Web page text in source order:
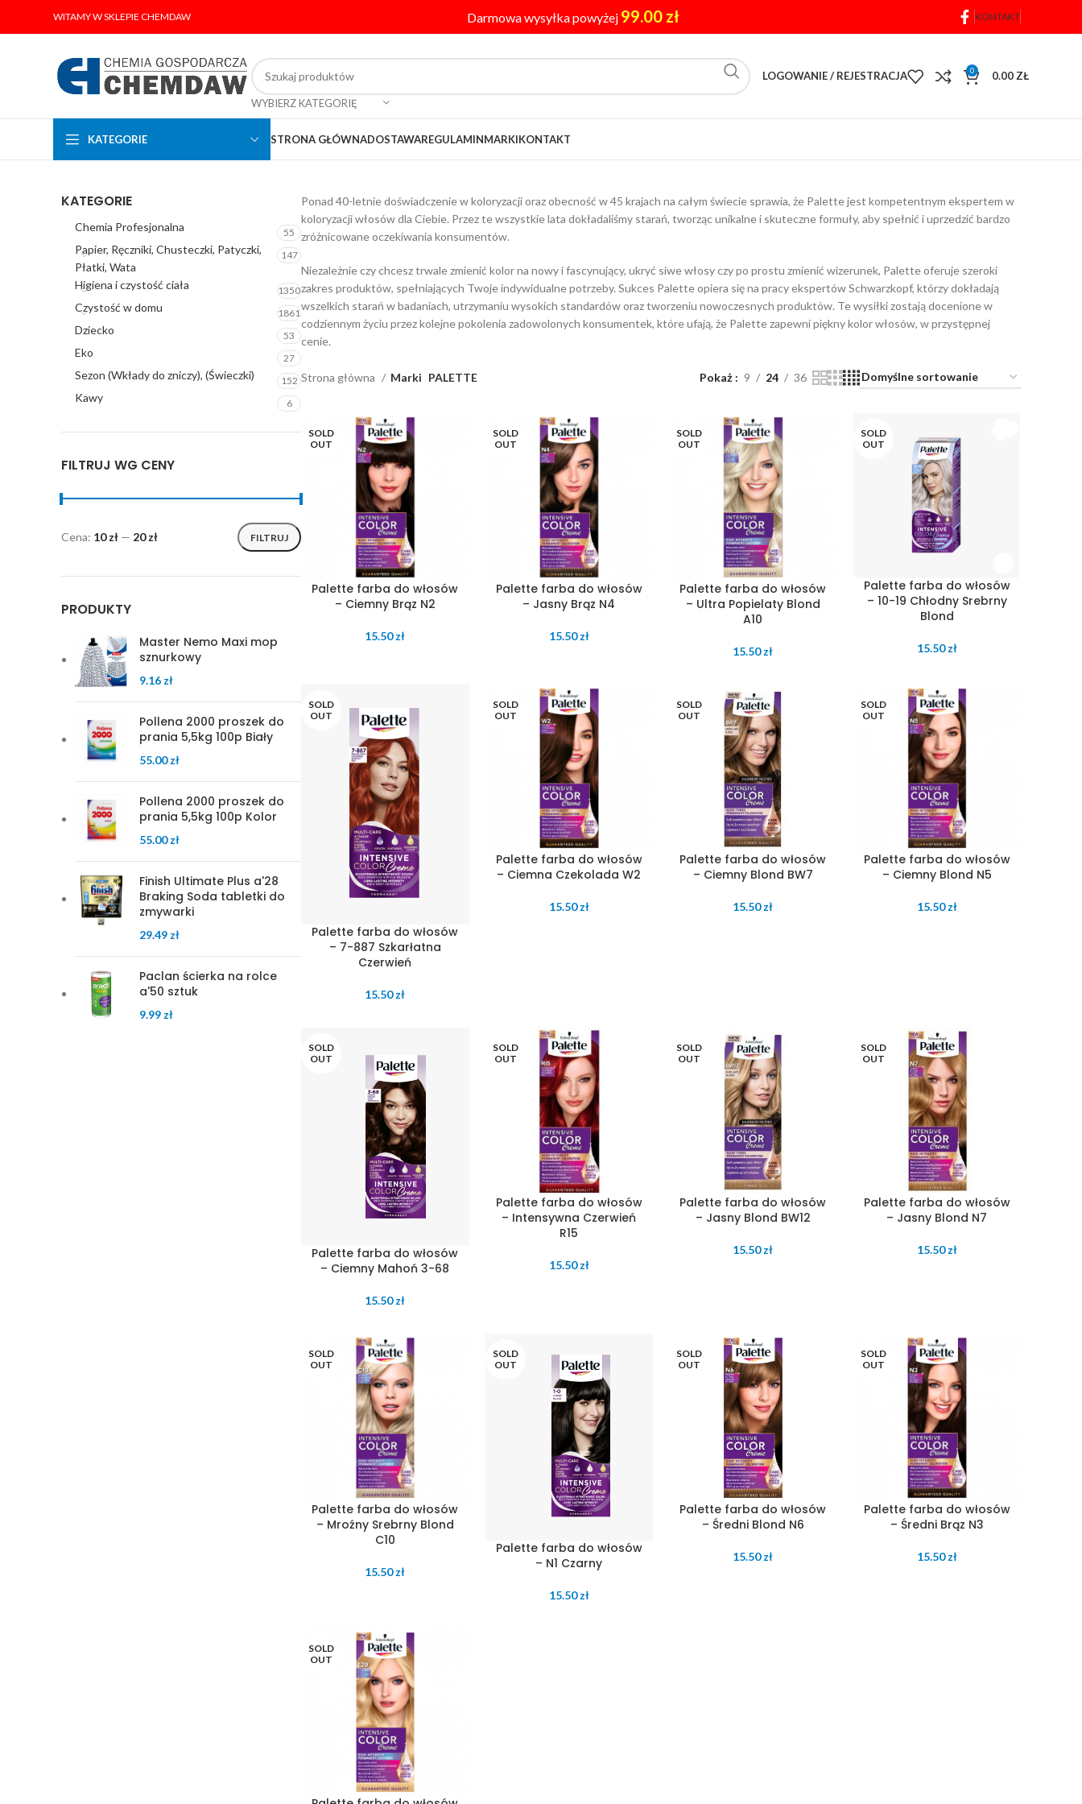
WITAMY W SKLEPIE CHEMDAW Darmowa wysyłka powyżej 99.00 zł KONTAKT
WYBIERZ KATEGORIĘ
LOGOWANIE / REJESTRACJA 0 0.00 ZŁ
KATEGORIE STRONA GŁÓWNADOSTAWAREGULAMINMARKIKONTAKT
KATEGORIE
Chemia Profesjonalna 55
Papier, Ręczniki, Chusteczki, Patyczki,
Płatki, Wata
147
Higiena i czystość ciała 1350
Czystość w domu 1861
Dziecko 53
Eko 27
Sezon (Wkłady do zniczy), (Świeczki) 152
Kawy 6
FILTRUJ WG CENY
FILTRUJ
Cena: 10 zł — 20 zł
PRODUKTY
Master Nemo Maxi mop
sznurkowy
9.16 zł
Pollena 2000 proszek do
prania 5,5kg 100p Biały
55.00zł
Pollena 2000 proszek do
prania 5,5kg 100p Kolor
55.00zł
Finish Ultimate Plus a'28
Braking Soda tabletki do
zmywarki
29.49 zł
Paclan ścierka na rolce
a'50 sztuk
9.99 zł
Ponad 40-letnie doświadczenie w koloryzacji oraz obecność w 45 krajach na całym świecie sprawia, że Palette jest kompetentnym ekspertem w
koloryzacji włosów dla Ciebie. Przez te wszystkie lata dokładaliśmy starań, tworząc unikalne i skuteczne formuły, aby spełnić i uprzedzić bardzo
zróżnicowane oczekiwania konsumentów.
Niezależnie czy chcesz trwale zmienić kolor na nowy i fascynujący, ukryć siwe włosy czy po prostu zmienić wizerunek, Palette oferuje szeroki
zakres produktów, spełniających Twoje indywidualne potrzeby. Sukces Palette opiera się na pracy ekspertów Schwarzkopf, którzy dokładają
wszelkich starań w badaniach, utrzymaniu wysokich standardów oraz tworzeniu nowoczesnych produktów. Te wysiłki zostają docenione w
codziennym życiu przez kolejne pokolenia zadowolonych konsumentek, które ufają, że Palette zapewni piękny kolor włosów, w przystępnej
cenie.
Strona główna Marki PALETTE Pokaż 9 24 36
SOLD
OUT
Palette farba do włosów
– Ciemny Brąz N2
15.50zł
SOLD
OUT
Palette farba do włosów
– Jasny Brąz N4
15.50zł
SOLD
OUT
Palette farba do włosów
– Ultra Popielaty Blond
A10
15.50zł
SOLD
OUT
Palette farba do włosów
– 10-19 Chłodny Srebrny
Blond
15.50zł
SOLD
OUT
Palette farba do włosów
– 7-887 Szkarłatna
Czerwień
15.50zł
SOLD
OUT
Palette farba do włosów
– Ciemna Czekolada W2
15.50zł
SOLD
OUT
Palette farba do włosów
– Ciemny Blond BW7
15.50zł
SOLD
OUT
Palette farba do włosów
– Ciemny Blond N5
15.50zł
SOLD
OUT
Palette farba do włosów
– Ciemny Mahoń 3-68
15.50zł
SOLD
OUT
Palette farba do włosów
– Intensywna Czerwień
R15
15.50zł
SOLD
OUT
Palette farba do włosów
– Jasny Blond BW12
15.50zł
SOLD
OUT
Palette farba do włosów
– Jasny Blond N7
15.50zł
SOLD
OUT
Palette farba do włosów
– Mroźny Srebrny Blond
C10
15.50zł
SOLD
OUT
Palette farba do włosów
– N1 Czarny
15.50zł
SOLD
OUT
Palette farba do włosów
– Średni Blond N6
15.50zł
SOLD
OUT
Palette farba do włosów
– Średni Brąz N3
15.50zł
SOLD
OUT